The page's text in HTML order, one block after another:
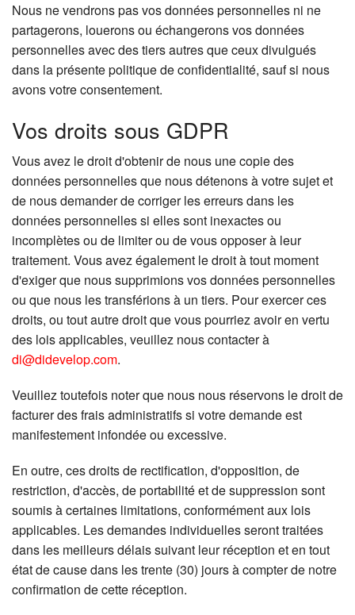
Nous ne vendrons pas vos données personnelles ni ne
partagerons, louerons ou échangerons vos données
personnelles avec des tiers autres que ceux divulgués
dans la présente politique de confidentialité, sauf si nous
avons votre consentement.
Vos droits sous GDPR
Vous avez le droit d'obtenir de nous une copie des
données personnelles que nous détenons à votre sujet et
de nous demander de corriger les erreurs dans les
données personnelles si elles sont inexactes ou
incomplètes ou de limiter ou de vous opposer à leur
traitement. Vous avez également le droit à tout moment
d'exiger que nous supprimions vos données personnelles
ou que nous les transférions à un tiers. Pour exercer ces
droits, ou tout autre droit que vous pourriez avoir en vertu
des lois applicables, veuillez nous contacter à
di@didevelop.com.
Veuillez toutefois noter que nous nous réservons le droit de
facturer des frais administratifs si votre demande est
manifestement infondée ou excessive.
En outre, ces droits de rectification, d'opposition, de
restriction, d'accès, de portabilité et de suppression sont
soumis à certaines limitations, conformément aux lois
applicables. Les demandes individuelles seront traitées
dans les meilleurs délais suivant leur réception et en tout
état de cause dans les trente (30) jours à compter de notre
confirmation de cette réception.